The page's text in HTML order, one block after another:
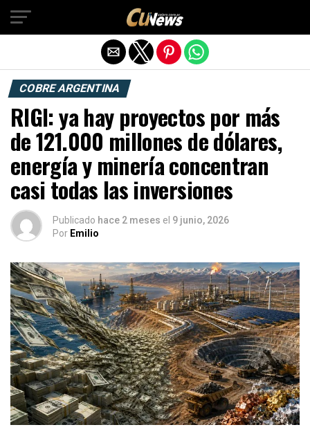
COBRE ARGENTINA
RIGI: ya hay proyectos por más
de 121.000 millones de dólares,
energía y minería concentran
casi todas las inversiones
Publicado hace 2 meses el 9 junio, 2026
Por Emilio
Exit mobile version